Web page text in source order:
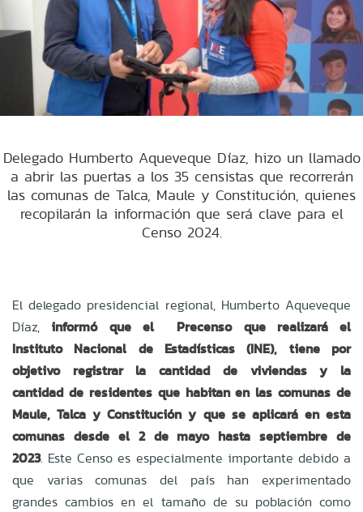
Delegado Humberto Aqueveque Díaz, hizo un llamado
a abrir las puertas a los 35 censistas que recorrerán
las comunas de Talca, Maule y Constitución, quienes
recopilarán la información que será clave para el
Censo 2024.
El delegado presidencial regional, Humberto Aqueveque
Díaz,
informó que el Precenso que realizará el
Instituto Nacional de Estadísticas (INE), tiene por
objetivo registrar la cantidad de viviendas y la
cantidad de residentes que habitan en las comunas de
Maule, Talca y Constitución y que se aplicará en esta
comunas desde el 2 de mayo hasta septiembre de
2023. Este Censo es especialmente importante debido a
que varias comunas del país han experimentado
grandes cambios en el tamaño de su población como